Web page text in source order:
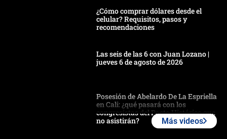
¿Cómo comprar dólares desde el
celular? Requisitos, pasos y
recomendaciones
Las seis de las 6 con Juan Lozano |
jueves 6 de agosto de 2026
Posesión de Abelardo De La Espriella
en Cali: ¿qué pasará con los
congresistas del Pacto Histórico que
no asistirán?
Más videos